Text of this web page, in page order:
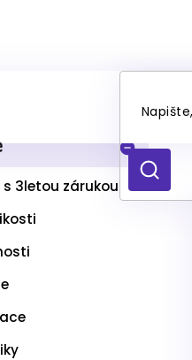
HLEDAT
3letou zárukou